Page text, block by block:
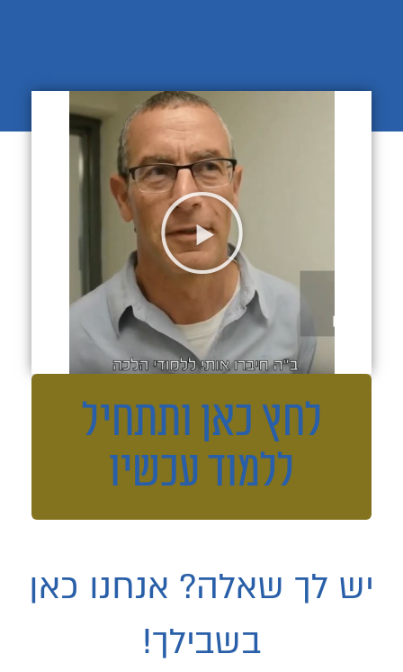
לחץ כאן ותתחיל
ללמוד עכשיו
יש לך שאלה? אנחנו כאן
בשבילך!